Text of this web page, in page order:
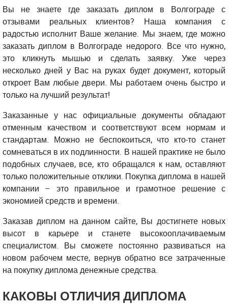
Вы не знаете где заказать диплом в Волгограде с
отзывами реальных клиентов? Наша компания с
радостью исполнит Ваше желание. Мы знаем, где можно
заказать диплом в Волгограде недорого. Все что нужно,
это кликнуть мышью и сделать заявку. Уже через
несколько дней у Вас на руках будет документ, который
откроет Вам любые двери. Мы работаем очень быстро и
только на лучший результат!
Заказанные у нас официальные документы обладают
отменным качеством и соответствуют всем нормам и
стандартам. Можно не беспокоиться, что кто-то станет
сомневаться в их подлинности. В нашей практике не было
подобных случаев, все, кто обращался к нам, оставляют
только положительные отклики. Покупка диплома в нашей
компании – это правильное и грамотное решение с
экономией средств и времени.
Заказав диплом на данном сайте, Вы достигнете новых
высот в карьере и станете высокооплачиваемым
специалистом. Вы сможете постоянно развиваться на
новом рабочем месте, вернув обратно все затраченные
на покупку диплома денежные средства.
КАКОВЫ ОТЛИЧИЯ ДИПЛОМА